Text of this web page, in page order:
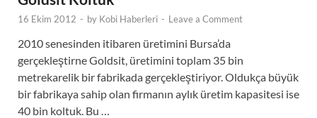
16 Ekim 2012 - by Kobi Haberleri - Leave a Comment
2010 senesinden itibaren üretimini Bursa’da
gerçekleştirne Goldsit, üretimini toplam 35 bin
metrekarelik bir fabrikada gerçekleştiriyor. Oldukça büyük
bir fabrikaya sahip olan firmanın aylık üretim kapasitesi ise
40 bin koltuk. Bu …